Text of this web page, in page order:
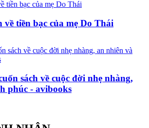
về tiền bạc của mẹ Do Thái
sách về cuộc đời nhẹ nhàng,
phúc - avibooks